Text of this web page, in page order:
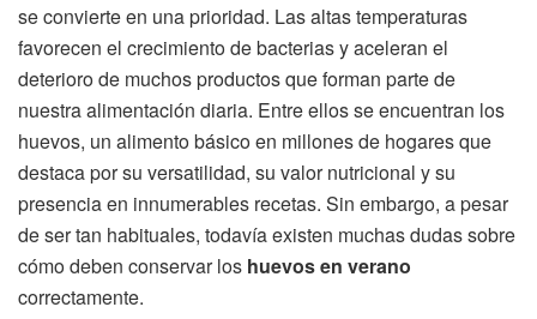
se convierte en una prioridad. Las altas temperaturas
favorecen el crecimiento de bacterias y aceleran el
deterioro de muchos productos que forman parte de
nuestra alimentación diaria. Entre ellos se encuentran los
huevos, un alimento básico en millones de hogares que
destaca por su versatilidad, su valor nutricional y su
presencia en innumerables recetas. Sin embargo, a pesar
de ser tan habituales, todavía existen muchas dudas sobre
cómo deben conservar los huevos en verano
correctamente.